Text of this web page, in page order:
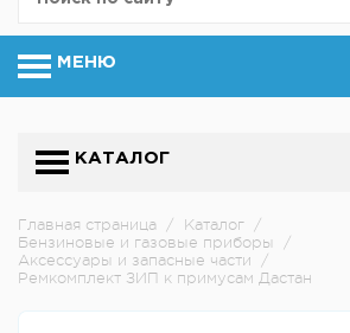
МЕНЮ
КАТАЛОГ
Главная страница / Каталог /
Бензиновые и газовые приборы
/
Аксессуары и запасные части
/
Ремкомплект ЗИП к примусам Дастан